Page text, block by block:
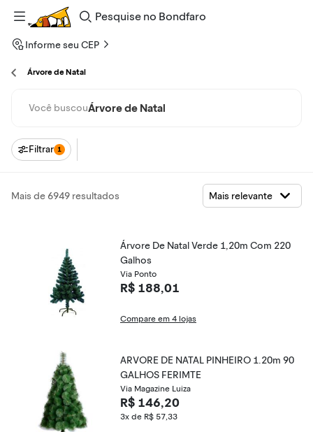
Pesquise
Bondfaro
Informe seu CEP
Árvore de Natal
Você buscouÁrvore de Natal
Filtrar 1
Mais de 6949 resultados
Árvore De Natal Verde 1,20m Com 220
Galhos
Via Ponto
R$ 188,01
Compare em 4 lojas
ARVORE DE NATAL PINHEIRO 1.20m 90
GALHOS FERIMTE
Via Magazine Luiza
R$ 146,20
3x de R$ 57,33